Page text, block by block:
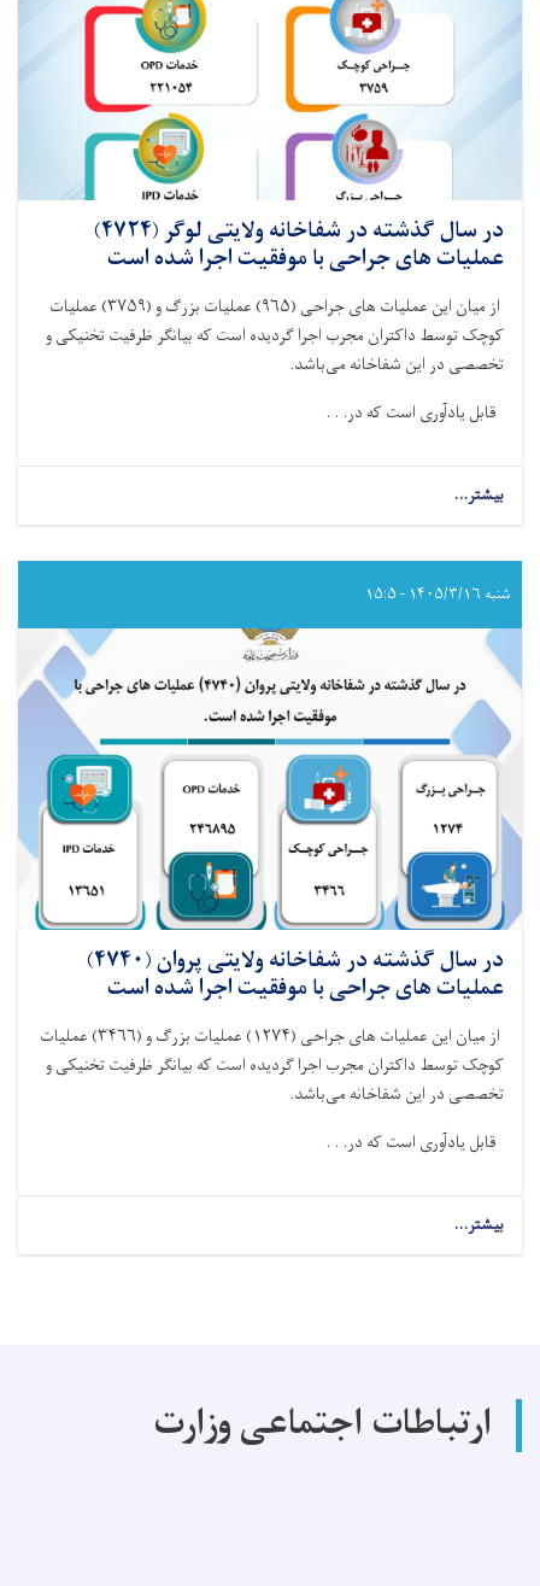
جراحی
موفقیت
اجرا
است
در سال گذشته در شفاخانه ولایتی لوگر (۴۷۲۴)
عملیات های جراحی با موفقیت اجرا شده است
از میان این عملیات های جراحی‌ (۹۶۵) عملیات بزرگ و (۳۷۵۹) عملیات
کوچک توسط داکتران مجرب اجرا گردیده است که بیانگر ظرفیت تخنیکی و
تخصصی در این شفاخانه می‌باشد.
قابل یادآوری است که در. . .
بیشتر...
در
گذشته
در
(۴۷۲۴)
های
جراحی
با
اجرا
شده
است
شنبه ۱۴۰۵/۳/۱۶ - ۱۵:۵
در سال گذشته در شفاخانه ولایتی پروان (۴۷۴۰)
عملیات های جراحی با موفقیت اجرا شده است
از میان این عملیات های جراحی‌ (۱۲۷۴) عملیات بزرگ و (۳۴۶۶) عملیات
کوچک توسط داکتران مجرب اجرا گردیده است که بیانگر ظرفیت تخنیکی و
تخصصی در این شفاخانه می‌باشد.
قابل یادآوری است که در. . .
بیشتر...
در
(۴۷۴۰)
عملیات
ارتباطات اجتماعی وزارت